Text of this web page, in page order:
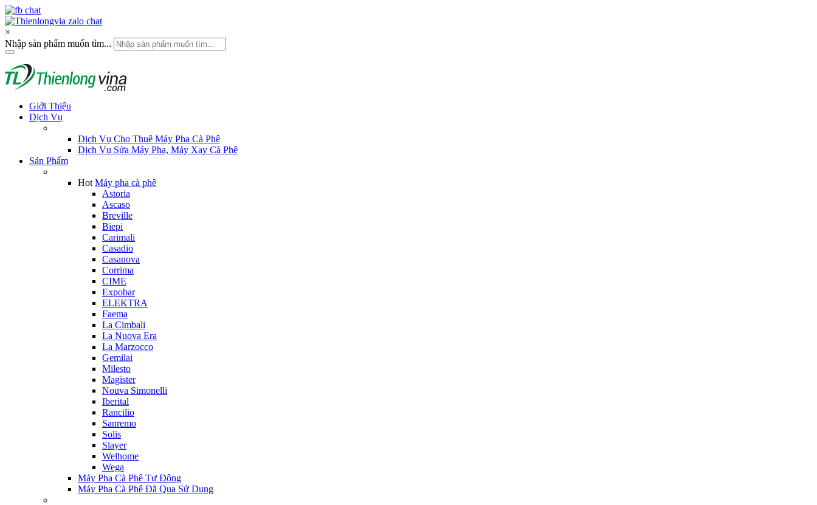
×
Nhập sản phẩm muốn tìm...
Giới Thiệu
Dịch Vụ
Dịch Vụ Cho Thuê Máy Pha Cà Phê
Dịch Vụ Sửa Máy Pha, Máy Xay Cà Phê
Sản Phẩm
Hot Máy pha cà phê
Astoria
Ascaso
Breville
Biepi
Carimali
Casadio
Casanova
Corrima
CIME
Expobar
ELEKTRA
Faema
La Cimbali
La Nuova Era
La Marzocco
Gemilai
Milesto
Magister
Nouva Simonelli
Iberital
Rancilio
Sanremo
Solis
Slayer
Welhome
Wega
Máy Pha Cà Phê Tự Động
Máy Pha Cà Phê Đã Qua Sử Dụng